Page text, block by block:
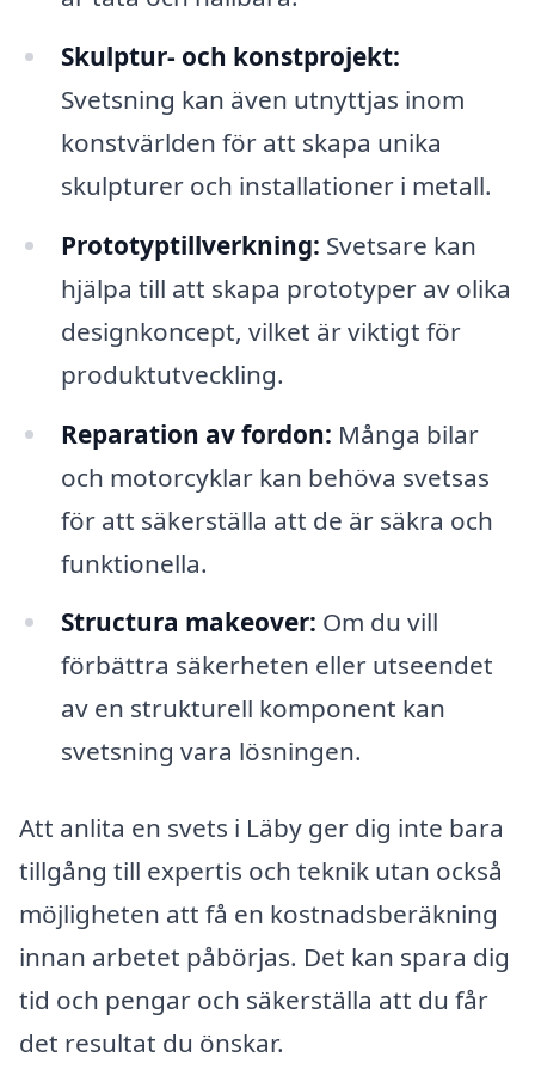
Skulptur- och konstprojekt:
Svetsning kan även utnyttjas inom
konstvärlden för att skapa unika
skulpturer och installationer i metall.
Prototyptillverkning: Svetsare kan
hjälpa till att skapa prototyper av olika
designkoncept, vilket är viktigt för
produktutveckling.
Reparation av fordon: Många bilar
och motorcyklar kan behöva svetsas
för att säkerställa att de är säkra och
funktionella.
Structura makeover: Om du vill
förbättra säkerheten eller utseendet
av en strukturell komponent kan
svetsning vara lösningen.
Att anlita en svets i Läby ger dig inte bara
tillgång till expertis och teknik utan också
möjligheten att få en kostnadsberäkning
innan arbetet påbörjas. Det kan spara dig
tid och pengar och säkerställa att du får
det resultat du önskar.